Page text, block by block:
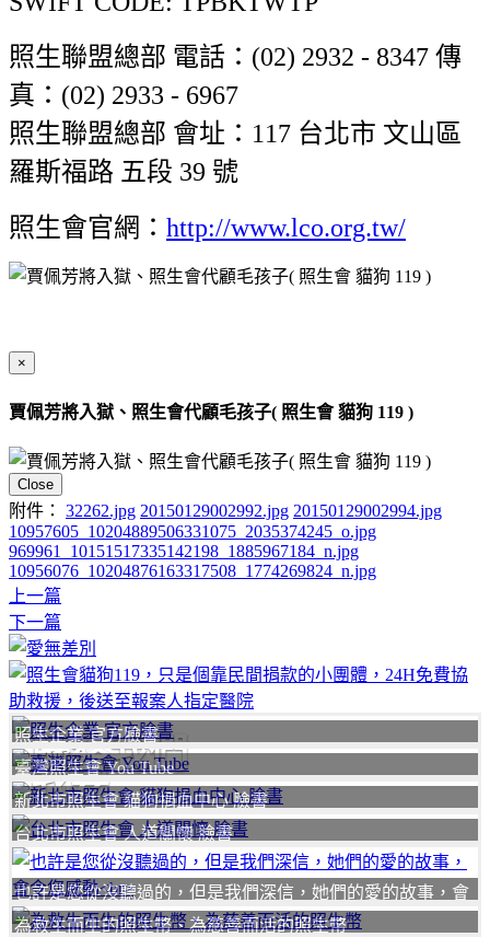
照生聯盟總部 電話：(02) 2932 - 8347 傳
真：(02) 2933 - 6967
照生聯盟總部 會址：117 台北市 文山區
羅斯福路 五段 39 號
照生會官網： http://www.lco.org.tw/
×
賈佩芳將入獄、照生會代顧毛孩子( 照生會 貓狗 119 )
Close
附件： 32262.jpg 20150129002992.jpg 20150129002994.jpg
10957605_10204889506331075_2035374245_o.jpg
969961_10151517335142198_1885967184_n.jpg
10956076_10204876163317508_1774269824_n.jpg
上一篇
下一篇
聯絡我們
我要
照生企業 官方臉書
臺灣照生會 You Tube
新北市照生會 貓狗捐血中心 臉書
台北市照生會 人道關懷 臉書
也許是您從沒聽過的，但是我們深信，她們的愛的故事，會
令您感動
為救生而生的照生幣、為慈善而活的照生幣